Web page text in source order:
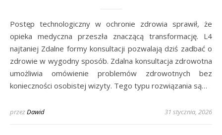
Postęp technologiczny w ochronie zdrowia sprawił, że
opieka medyczna przeszła znaczącą transformację. L4
najtaniej Zdalne formy konsultacji pozwalają dziś zadbać o
zdrowie w wygodny sposób. Zdalna konsultacja zdrowotna
umożliwia omówienie problemów zdrowotnych bez
konieczności osobistej wizyty. Tego typu rozwiązania są…
przezDawid 31 stycznia, 2026